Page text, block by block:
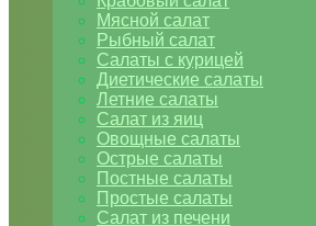
Мясной салат
Рыбный салат
Салаты с курицей
Диетические салаты
Летние салаты
Салат из яиц
Овощные салаты
Острые салаты
Постные салаты
Простые салаты
Салат из печени